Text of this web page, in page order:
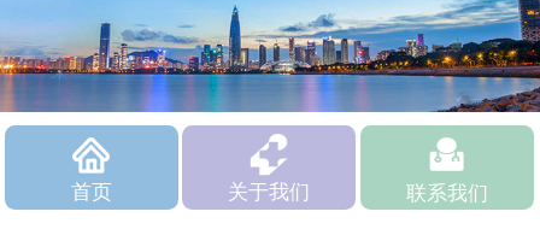
首页 关于我们 联系我们